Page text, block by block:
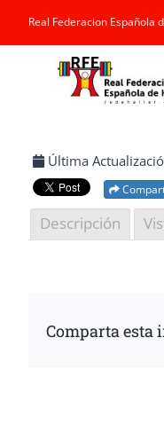
Saltar
al
contenido
Real Federacion
Última
Descripción
Comparta esta